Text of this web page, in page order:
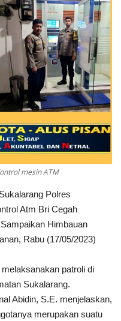
mesin ATM
Polres
Atm Bri Cegah
Himbauan
Rabu (17/05/2023)
patroli di
Sukalarang.
Abidin, S.E. menjelaskan,
merupakan suatu